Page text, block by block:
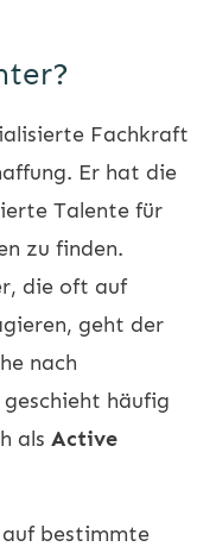
Fachkraft
Er hat die
Talente für
zu finden.
die oft auf
geht der
nach
häufig
als Active
auf bestimmte